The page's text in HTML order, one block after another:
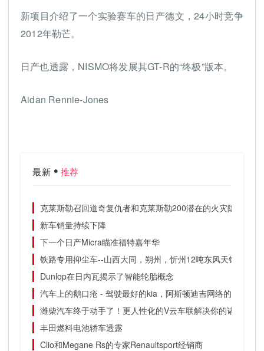
新项目介绍了一个实验赛车的日产德文，24小时竞争
2012年勒芒。
日产也透露，NISMO将发展其GT-R的“终极”版本。
Aidan Rennie-Jones
最新 推荐
克莱斯勒召回道奇复仇者和克莱斯勒200潜在的火灾隐患
新车销量持续下降
下一个日产Micra瞄准福特嘉年华
铁路专用抑尘车--山西大同，朔州，忻州12吨东风天锦抑尘车
Dunlop在日内瓦揭示了智能轮胎概念
汽车上的鹅口疮 - 驾驶最好的kia，阿斯顿迪吉网络的新生活
潍柴汽车终于动手了！更人性化的V云车联解决你的诸多用车
丰田燃料电池轿车透露
Clio和Megane Rs的专家Renaultsport经销商